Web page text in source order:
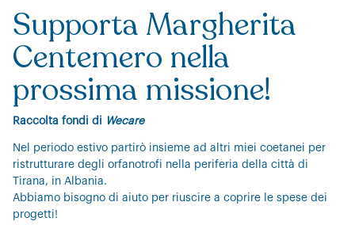
Supporta Margherita
Centemero nella
prossima missione!
Raccolta fondi di Wecare
Nel periodo estivo partirò insieme ad altri miei coetanei per
ristrutturare degli orfanotrofi nella periferia della città di
Tirana, in Albania.
Abbiamo bisogno di aiuto per riuscire a coprire le spese dei
progetti!